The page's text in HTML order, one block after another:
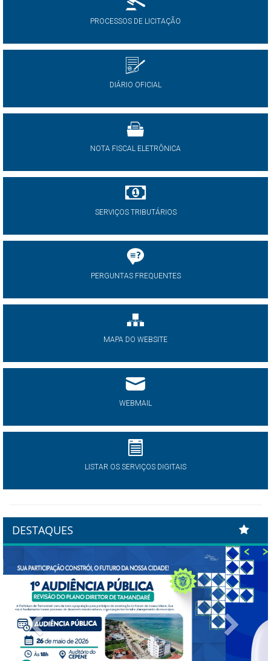
PROCESSOS DE LICITAÇÃO
DIÁRIO OFICIAL
NOTA FISCAL ELETRÔNICA
SERVIÇOS TRIBUTÁRIOS
PERGUNTAS FREQUENTES
MAPA DO WEBSITE
WEBMAIL
LISTAR OS SERVIÇOS DIGITAIS
DESTAQUES